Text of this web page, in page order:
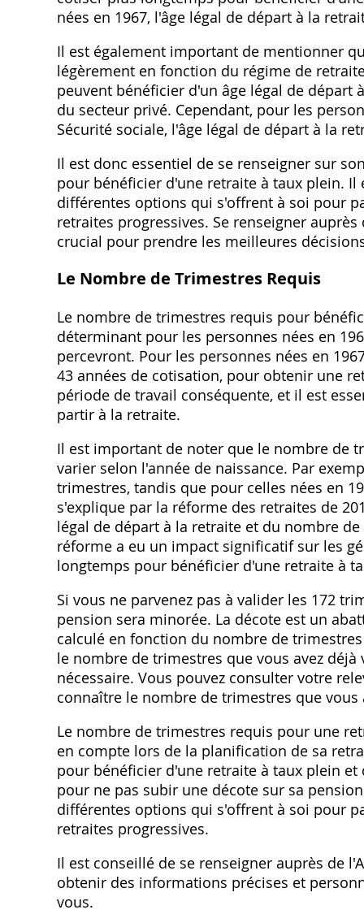
nées en 1967, l'âge légal de départ à la
Il est également important de mentionner
légèrement en fonction du régime de
peuvent bénéficier d'un âge légal de
du secteur privé. Cependant, pour les
Sécurité sociale, l'âge légal de départ à la
Il est donc essentiel de se renseigner sur
pour bénéficier d'une retraite à taux plein.
différentes options qui s'offrent à soi pour
retraites progressives. Se renseigner
crucial pour prendre les meilleures
Le Nombre de Trimestres Requis
Le nombre de trimestres requis pour
déterminant pour les personnes nées en
percevront. Pour les personnes nées en
43 années de cotisation, pour obtenir une
période de travail conséquente, et il est
partir à la retraite.
Il est important de noter que le nombre de
varier selon l'année de naissance. Par
trimestres, tandis que pour celles nées en
s'explique par la réforme des retraites de
légal de départ à la retraite et du nombre
réforme a eu un impact significatif sur les
longtemps pour bénéficier d'une retraite à
Si vous ne parvenez pas à valider les 172
pension sera minorée. La décote est un
calculé en fonction du nombre de
le nombre de trimestres que vous avez
nécessaire. Vous pouvez consulter votre
connaître le nombre de trimestres que vous
Le nombre de trimestres requis pour une
en compte lors de la planification de sa
pour bénéficier d'une retraite à taux plein
pour ne pas subir une décote sur sa
différentes options qui s'offrent à soi pour
retraites progressives.
Il est conseillé de se renseigner auprès de
obtenir des informations précises et
vous.